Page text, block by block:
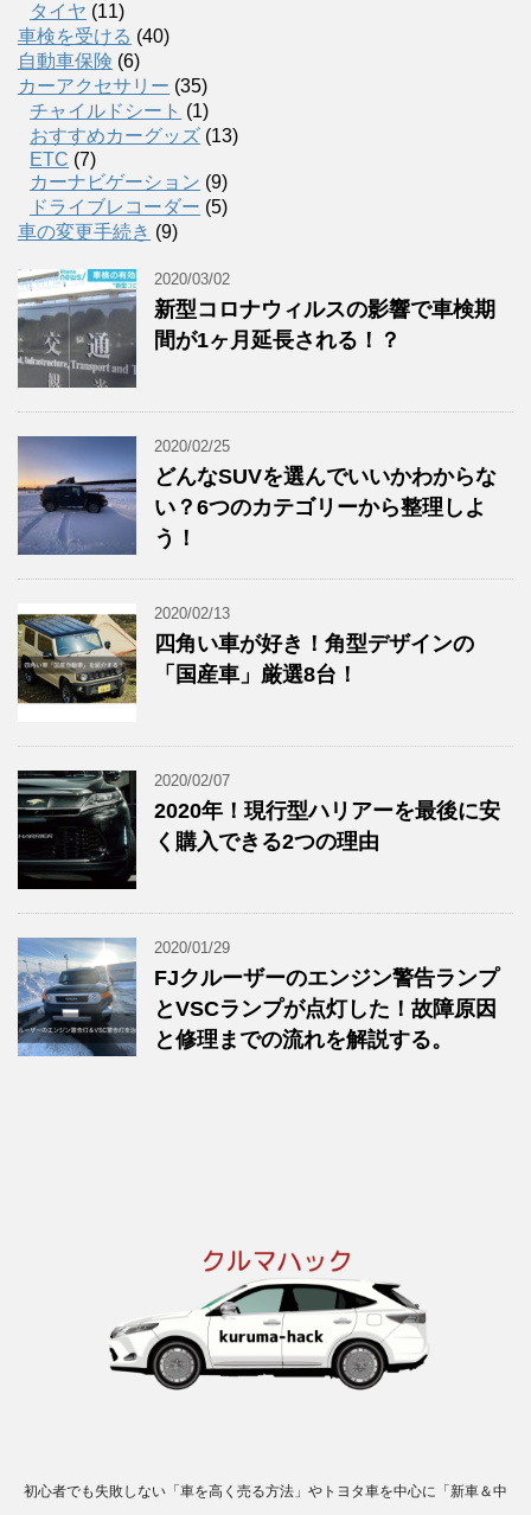
タイヤ (11)
車検を受ける (40)
自動車保険 (6)
カーアクセサリー (35)
チャイルドシート (1)
おすすめカーグッズ (13)
ETC (7)
カーナビゲーション (9)
ドライブレコーダー (5)
車の変更手続き (9)
2020/03/02
新型コロナウィルスの影響で車検期
間が1ヶ月延長される！？
2020/02/25
どんなSUVを選んでいいかわからな
い？6つのカテゴリーから整理しよ
う！
2020/02/13
四角い車が好き！角型デザインの
「国産車」厳選8台！
2020/02/07
2020年！現行型ハリアーを最後に安
く購入できる2つの理由
2020/01/29
FJクルーザーのエンジン警告ランプ
とVSCランプが点灯した！故障原因
と修理までの流れを解説する。
初心者でも失敗しない「車を高く売る方法」やトヨタ車を中心に「新車＆中